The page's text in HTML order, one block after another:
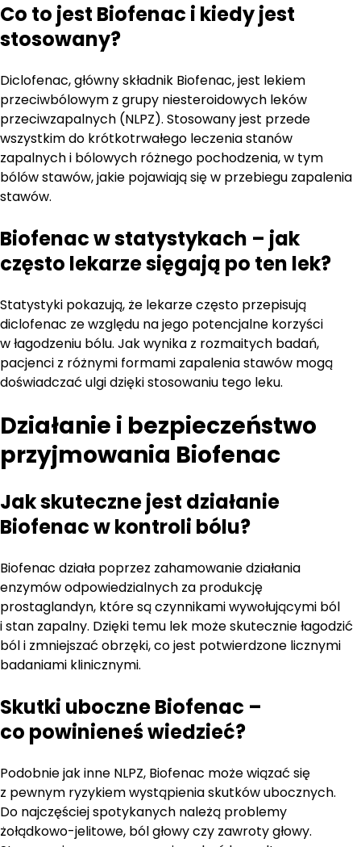
Co to jest Biofenac i kiedy jest
stosowany?
Diclofenac, główny składnik Biofenac, jest lekiem
przeciwbólowym z grupy niesteroidowych leków
przeciwzapalnych (NLPZ). Stosowany jest przede
wszystkim do krótkotrwałego leczenia stanów
zapalnych i bólowych różnego pochodzenia, w tym
bólów stawów, jakie pojawiają się w przebiegu zapalenia
stawów.
Biofenac w statystykach – jak
często lekarze sięgają po ten lek?
Statystyki pokazują, że lekarze często przepisują
diclofenac ze względu na jego potencjalne korzyści
w łagodzeniu bólu. Jak wynika z rozmaitych badań,
pacjenci z różnymi formami zapalenia stawów mogą
doświadczać ulgi dzięki stosowaniu tego leku.
Działanie i bezpieczeństwo
przyjmowania Biofenac
Jak skuteczne jest działanie
Biofenac w kontroli bólu?
Biofenac działa poprzez zahamowanie działania
enzymów odpowiedzialnych za produkcję
prostaglandyn, które są czynnikami wywołującymi ból
i stan zapalny. Dzięki temu lek może skutecznie łagodzić
ból i zmniejszać obrzęki, co jest potwierdzone licznymi
badaniami klinicznymi.
Skutki uboczne Biofenac –
co powinieneś wiedzieć?
Podobnie jak inne NLPZ, Biofenac może wiązać się
z pewnym ryzykiem wystąpienia skutków ubocznych.
Do najczęściej spotykanych należą problemy
żołądkowo-jelitowe, ból głowy czy zawroty głowy.